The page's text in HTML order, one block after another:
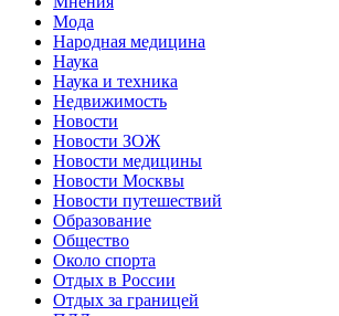
Мода
Народная медицина
Наука
Наука и техника
Недвижимость
Новости
Новости ЗОЖ
Новости медицины
Новости Москвы
Новости путешествий
Образование
Общество
Около спорта
Отдых в России
Отдых за границей